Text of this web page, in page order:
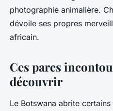
photographie animalière.
dévoile ses propres
africain.
Ces parcs
découvrir
Le Botswana abrite certains